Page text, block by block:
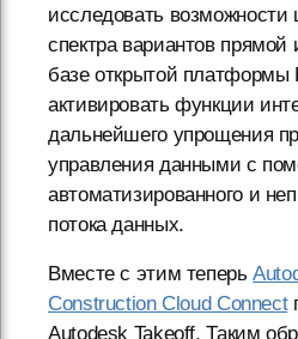
исследовать возможности
спектра вариантов прямой
базе открытой платформы
активировать функции
дальнейшего упрощения
управления данными с
автоматизированного и
потока данных.
Вместе с этим теперь
Construction Cloud Connect
Autodesk Takeoff. Таким